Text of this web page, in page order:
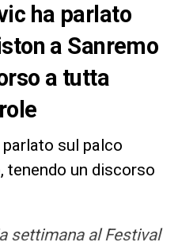
ha parlato
a Sanremo
a tutta
sul palco
tenendo un discorso
settimana al Festival